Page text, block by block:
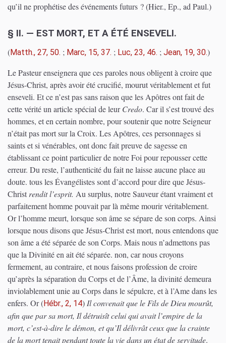
qu’il ne prophétise des événements futurs ?(Hier., Ep., ad Paul.)
§ II. — EST MORT, ET A ÉTÉ ENSEVELI.
(Matth., 27, 50. ; Marc, 15, 37. ; Luc, 23, 46. ; Jean, 19, 30.)
Le Pasteur enseignera que ces paroles nous obligent à croire que
Jésus-Christ, après avoir été crucifié, mourut véritablement et fut
enseveli. Et ce n’est pas sans raison que les Apôtres ont fait de
cette vérité un article spécial de leurCredo. Car il s’est trouvé des
hommes, et en certain nombre, pour soutenir que notre Seigneur
n’était pas mort sur la Croix. Les Apôtres, ces personnages si
saints et si vénérables, ont donc fait preuve de sagesse en
établissant ce point particulier de notre Foi pour repousser cette
erreur. Du reste, l’authenticité du fait ne laisse aucune place au
doute. tous les Évangélistes sont d’accord pour dire que Jésus-
Christrendit l’esprit. Au surplus, notre Sauveur étant vraiment et
parfaitement homme pouvait par là même mourir véritablement.
Or l’homme meurt, lorsque son âme se sépare de son corps. Ainsi
lorsque nous disons que Jésus-Christ est mort, nous entendons que
son âme a été séparée de son Corps. Mais nous n’admettons pas
que la Divinité en ait été séparée. non, car nous croyons
fermement, au contraire, et nous faisons profession de croire
qu’après la séparation du Corps et de l’Âme, la divinité demeura
inviolablement unie au Corps dans le sépulcre, et à l’Ame dans les
enfers. Or(Hébr., 2, 14)Il convenait que le Fils de Dieu mourût,
afin que par sa mort, Il détruisît celui qui avait l’empire de la
mort, c’est-à-dire le démon, et qu’Il délivrât ceux que la crainte
de la mort tenait pendant toute la vie dans un état de servitude.